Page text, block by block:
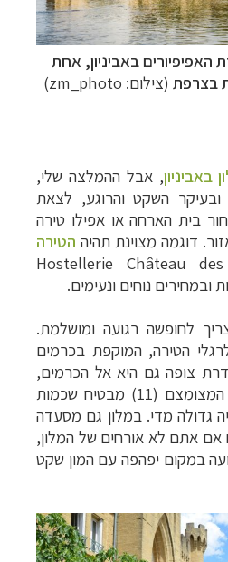
באביניון, אחת
בצרפת (צילום: zm_photo)
באביניון, אבל ההמלצה שלי,
ובעיקר השקט והרוגע, לצאת
בית הארחה או אפילו טירה
דוגמה מצוינת תהיה הטירה
Hostellerie Château
ובמחירים נוחים ונעימים.
לחופשה רגועה ומושלמת.
הטירה, המוקפת בכרמים
צופה גם היא אל הכרמים,
כמובן, ומספר החדרים המצומצם (11) מבטיח שכמות
גדולה מדי. במלון גם מסעדה
אם אתם לא אורחים של המלון,
במקום יפהפה עם המון שקט